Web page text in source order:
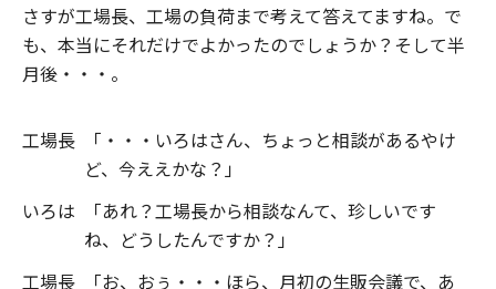
さすが工場長、工場の負荷まで考えて答えてますね。で
も、本当にそれだけでよかったのでしょうか？そして半
月後・・・。
工場長
「・・・いろはさん、ちょっと相談があるやけ
ど、今ええかな？」
いろは
「あれ？工場長から相談なんて、珍しいです
ね、どうしたんですか？」
工場長
「お、おぅ・・・ほら、月初の生販会議で、あ